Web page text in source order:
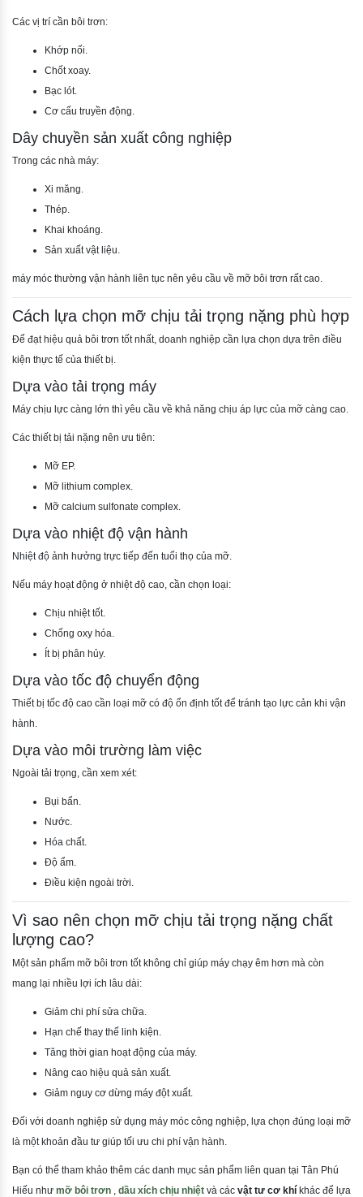
Các vị trí cần bôi trơn:
Khớp nối.
Chốt xoay.
Bạc lót.
Cơ cấu truyền động.
Dây chuyền sản xuất công nghiệp
Trong các nhà máy:
Xi măng.
Thép.
Khai khoáng.
Sản xuất vật liệu.
máy móc thường vận hành liên tục nên yêu cầu về mỡ bôi trơn rất cao.
Cách lựa chọn mỡ chịu tải trọng nặng phù hợp
Để đạt hiệu quả bôi trơn tốt nhất, doanh nghiệp cần lựa chọn dựa trên điều
kiện thực tế của thiết bị.
Dựa vào tải trọng máy
Máy chịu lực càng lớn thì yêu cầu về khả năng chịu áp lực của mỡ càng cao.
Các thiết bị tải nặng nên ưu tiên:
Mỡ EP.
Mỡ lithium complex.
Mỡ calcium sulfonate complex.
Dựa vào nhiệt độ vận hành
Nhiệt độ ảnh hưởng trực tiếp đến tuổi thọ của mỡ.
Nếu máy hoạt động ở nhiệt độ cao, cần chọn loại:
Chịu nhiệt tốt.
Chống oxy hóa.
Ít bị phân hủy.
Dựa vào tốc độ chuyển động
Thiết bị tốc độ cao cần loại mỡ có độ ổn định tốt để tránh tạo lực cản khi vận
hành.
Dựa vào môi trường làm việc
Ngoài tải trọng, cần xem xét:
Bụi bẩn.
Nước.
Hóa chất.
Độ ẩm.
Điều kiện ngoài trời.
Vì sao nên chọn mỡ chịu tải trọng nặng chất
lượng cao?
Một sản phẩm mỡ bôi trơn tốt không chỉ giúp máy chạy êm hơn mà còn
mang lại nhiều lợi ích lâu dài:
Giảm chi phí sửa chữa.
Hạn chế thay thế linh kiện.
Tăng thời gian hoạt động của máy.
Nâng cao hiệu quả sản xuất.
Giảm nguy cơ dừng máy đột xuất.
Đối với doanh nghiệp sử dụng máy móc công nghiệp, lựa chọn đúng loại mỡ
là một khoản đầu tư giúp tối ưu chi phí vận hành.
Bạn có thể tham khảo thêm các danh mục sản phẩm liên quan tại Tân Phú
Hiếu như mỡ bôi trơn , dầu xích chịu nhiệt và các vật tư cơ khí khác để lựa